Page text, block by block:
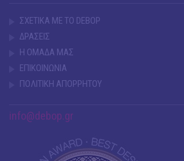
ΣΧΕΤΙΚΑ ΜΕ ΤΟ DEBOP
ΔΡΑΣΕΙΣ
Η ΟΜΑΔΑ ΜΑΣ
ΕΠΙΚΟΙΝΩΝΙΑ
ΠΟΛΙΤΙΚΗ ΑΠΟΡΡΗΤΟΥ
info@debop.gr